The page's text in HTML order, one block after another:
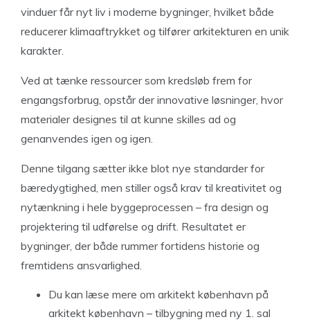
vinduer får nyt liv i moderne bygninger, hvilket både
reducerer klimaaftrykket og tilfører arkitekturen en unik
karakter.
Ved at tænke ressourcer som kredsløb frem for
engangsforbrug, opstår der innovative løsninger, hvor
materialer designes til at kunne skilles ad og
genanvendes igen og igen.
Denne tilgang sætter ikke blot nye standarder for
bæredygtighed, men stiller også krav til kreativitet og
nytænkning i hele byggeprocessen – fra design og
projektering til udførelse og drift. Resultatet er
bygninger, der både rummer fortidens historie og
fremtidens ansvarlighed.
Du kan læse mere om arkitekt københavn på
arkitekt københavn – tilbygning med ny 1. sal